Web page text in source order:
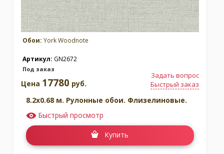
Обои: York Woodnote
Артикул: GN2672
Под заказ
Задать вопрос
Быстрый заказ
Цена 17780 руб.
8.2x0.68 м. Рулонные обои. Флизелиновые.
Быстрый просмотр
Купить